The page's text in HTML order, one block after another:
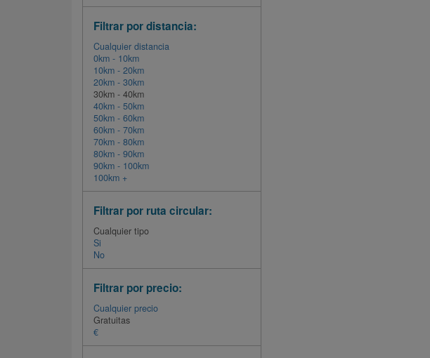
Filtrar por distancia:
Cualquier distancia
0km - 10km
10km - 20km
20km - 30km
30km - 40km
40km - 50km
50km - 60km
60km - 70km
70km - 80km
80km - 90km
90km - 100km
100km +
Filtrar por ruta circular:
Cualquier tipo
Si
No
Filtrar por precio:
Cualquier precio
Gratuitas
€